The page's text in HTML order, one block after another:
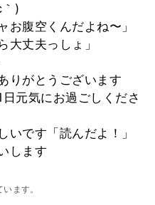
)
お腹空くんだよね〜」
大丈夫っしょ」
りがとうございます
元気にお過ごしくださ
いです「読んだよ！」
します
ます。